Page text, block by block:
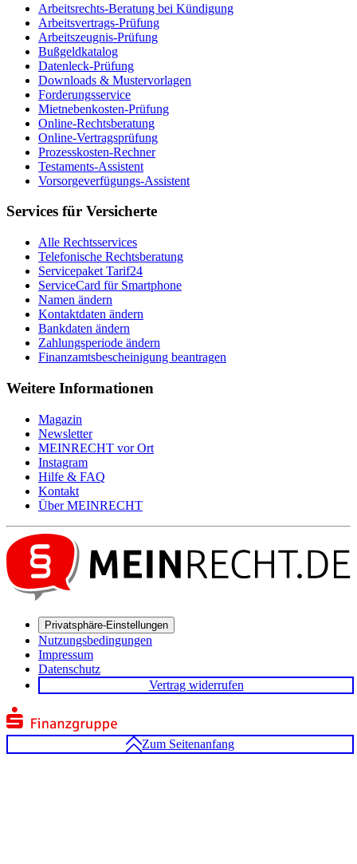
Arbeitsrechts-Beratung bei Kündigung
Arbeitsvertrags-Prüfung
Arbeitszeugnis-Prüfung
Bußgeldkatalog
Datenleck-Prüfung
Downloads & Mustervorlagen
Forderungsservice
Mietnebenkosten-Prüfung
Online-Rechtsberatung
Online-Vertragsprüfung
Prozesskosten-Rechner
Testaments-Assistent
Vorsorgeverfügungs-Assistent
Services für Versicherte
Alle Rechtsservices
Telefonische Rechtsberatung
Servicepaket Tarif24
ServiceCard für Smartphone
Namen ändern
Kontaktdaten ändern
Bankdaten ändern
Zahlungsperiode ändern
Finanzamtsbescheinigung beantragen
Weitere Informationen
Magazin
Newsletter
MEINRECHT vor Ort
Instagram
Hilfe & FAQ
Kontakt
ÜberMEINRECHT
Privatsphäre-Einstellungen
Nutzungsbedingungen
Impressum
Datenschutz
Vertrag widerrufen
Zum Seitenanfang